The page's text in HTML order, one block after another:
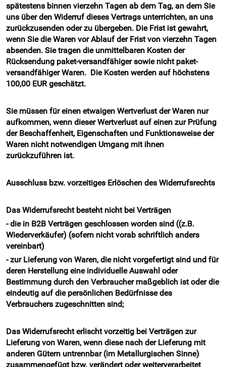
spätestens binnen vierzehn Tagen ab dem Tag, an dem Sie
uns über den Widerruf dieses Vertrags unterrichten, an uns
zurückzusenden oder zu übergeben. Die Frist ist gewahrt,
wenn Sie die Waren vor Ablauf der Frist von vierzehn Tagen
absenden. Sie tragen die unmittelbaren Kosten der
Rücksendung paket-versandfähiger sowie nicht paket-
versandfähiger Waren. Die Kosten werden auf höchstens
100,00 EUR geschätzt.
Sie müssen für einen etwaigen Wertverlust der Waren nur
aufkommen, wenn dieser Wertverlust auf einen zur Prüfung
der Beschaffenheit, Eigenschaften und Funktionsweise der
Waren nicht notwendigen Umgang mit ihnen
zurückzuführen ist.
Ausschluss bzw. vorzeitiges Erlöschen des Widerrufsrechts
Das Widerrufsrecht besteht nicht bei Verträgen
- die in B2B Verträgen geschlossen worden sind ((z.B.
Wiederverkäufer) (sofern nicht vorab schriftlich anders
vereinbart)
- zur Lieferung von Waren, die nicht vorgefertigt sind und für
deren Herstellung eine individuelle Auswahl oder
Bestimmung durch den Verbraucher maßgeblich ist oder die
eindeutig auf die persönlichen Bedürfnisse des
Verbrauchers zugeschnitten sind;
Das Widerrufsrecht erlischt vorzeitig bei Verträgen zur
Lieferung von Waren, wenn diese nach der Lieferung mit
anderen Gütern untrennbar (im Metallurgischen Sinne)
zusammengefügt bzw. verändert oder weiterverarbeitet